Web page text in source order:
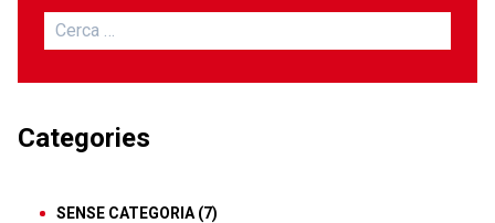
Cerca:
Categories
SENSE CATEGORIA (7)